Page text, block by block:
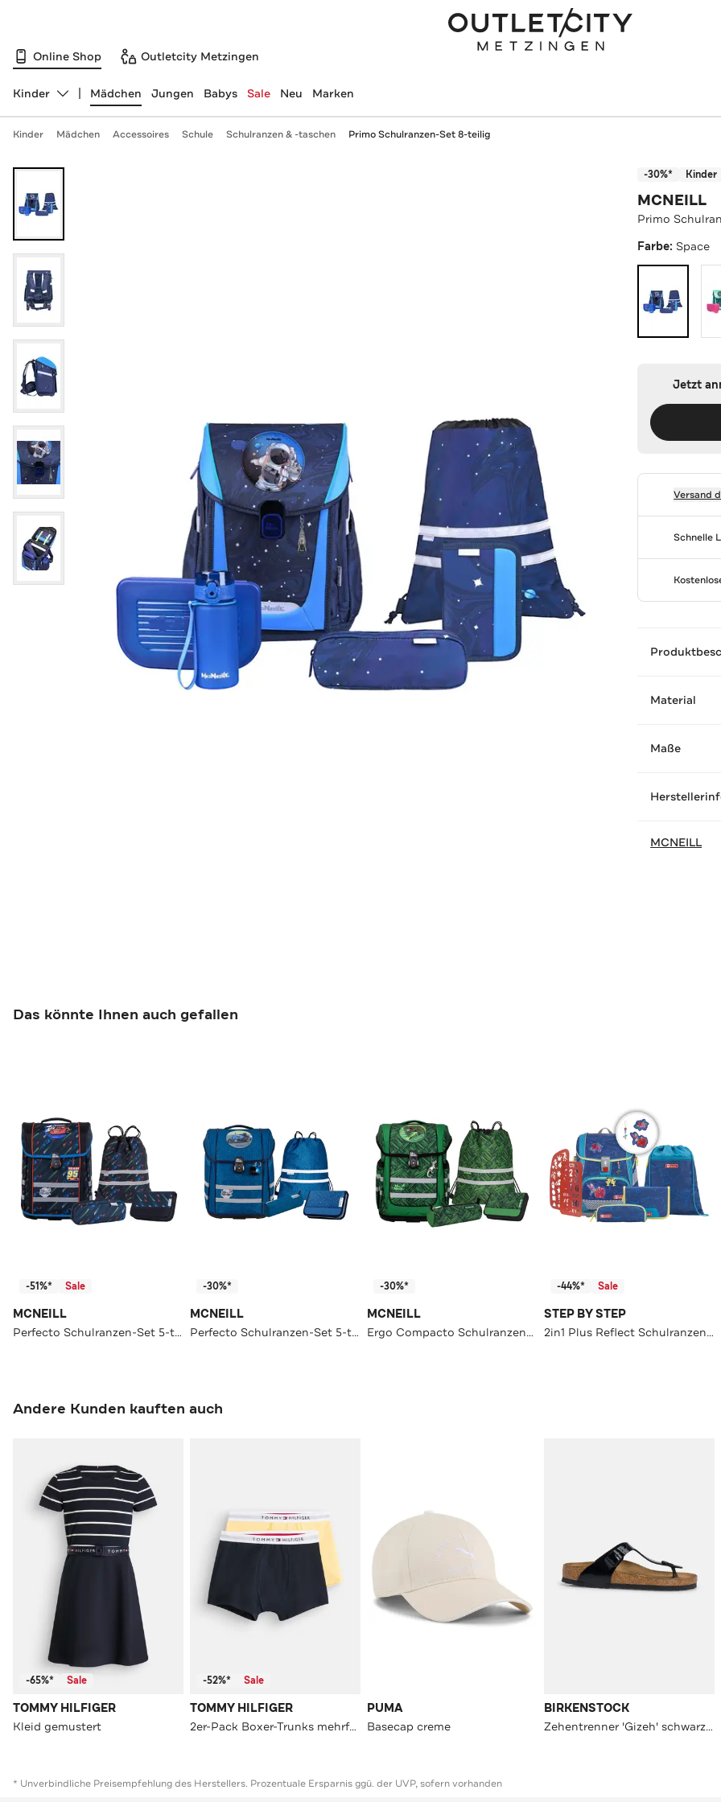
Online Shop Outletcity Metzingen
Abteilung ändern, ausgewählt:
Kinder Mädchen Jungen Babys Sale Neu Marken
Kinder Mädchen Accessoires Schule Schulranzen & -taschen Primo Schulranzen-Set 8-teilig
-30%* Kinder
MCNEILL
Primo
Farbe: Space
Jetzt
Versand
Schnelle
Material
Maße
MCNEILL
Das könnte Ihnen auch gefallen
-51%* Sale
MCNEILL
Perfecto Schulranzen-Set 5-teilig
-30%*
MCNEILL
Perfecto Schulranzen-Set 5-teilig
-30%*
MCNEILL
Ergo Compacto Schulranzen-Set 5-teilig
-44%* Sale
STEP BY STEP
2in1 Plus Reflect Schulranzen-Set 6tlg.
Andere Kunden kauften auch
-65%* Sale
TOMMY HILFIGER
Kleid gemustert
-52%* Sale
TOMMY HILFIGER
2er-Pack Boxer-Trunks mehrfarbig
PUMA
Basecap creme
BIRKENSTOCK
Zehentrenner 'Gizeh' schwarz unisex
* Unverbindliche Preisempfehlung des Herstellers. Prozentuale Ersparnis ggü. der UVP, sofern vorhanden